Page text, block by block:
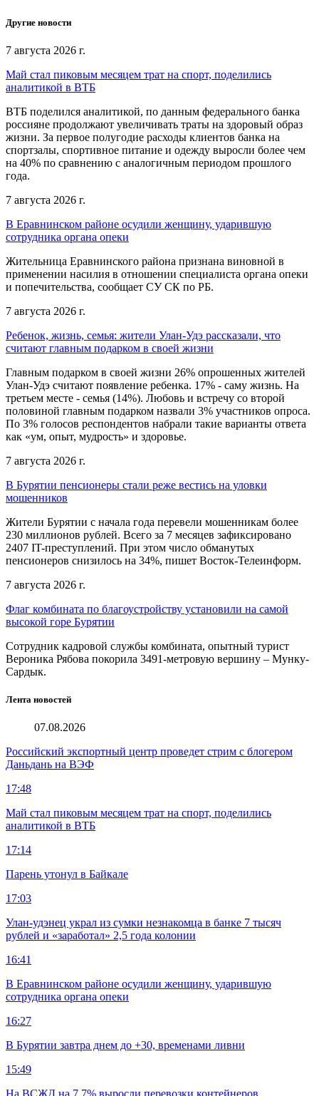
Другие новости
7 августа 2026 г.
Май стал пиковым месяцем трат на спорт, поделились
аналитикой в ВТБ
ВТБ поделился аналитикой, по данным федерального банка
россияне продолжают увеличивать траты на здоровый образ
жизни. За первое полугодие расходы клиентов банка на
спортзалы, спортивное питание и одежду выросли более чем
на 40% по сравнению с аналогичным периодом прошлого
года.
7 августа 2026 г.
В Еравнинском районе осудили женщину, ударившую
сотрудника органа опеки
Жительница Еравнинского района признана виновной в
применении насилия в отношении специалиста органа опеки
и попечительства, сообщает СУ СК по РБ.
7 августа 2026 г.
Ребенок, жизнь, семья: жители Улан-Удэ рассказали, что
считают главным подарком в своей жизни
Главным подарком в своей жизни 26% опрошенных жителей
Улан-Удэ считают появление ребенка. 17% - саму жизнь. На
третьем месте - семья (14%). Любовь и встречу со второй
половиной главным подарком назвали 3% участников опроса.
По 3% голосов респондентов набрали такие варианты ответа
как «ум, опыт, мудрость» и здоровье.
7 августа 2026 г.
В Бурятии пенсионеры стали реже вестись на уловки
мошенников
Жители Бурятии с начала года перевели мошенникам более
230 миллионов рублей. Всего за 7 месяцев зафиксировано
2407 IT-преступлений. При этом число обманутых
пенсионеров снизилось на 34%, пишет Восток-Телеинформ.
7 августа 2026 г.
Флаг комбината по благоустройству установили на самой
высокой горе Бурятии
Сотрудник кадровой службы комбината, опытный турист
Вероника Рябова покорила 3491-метровую вершину – Мунку-
Сардык.
Лента новостей
07.08.2026
Российский экспортный центр проведет стрим с блогером
Даньдань на ВЭФ
17:48
Май стал пиковым месяцем трат на спорт, поделились
аналитикой в ВТБ
17:14
Парень утонул в Байкале
17:03
Улан-удэнец украл из сумки незнакомца в банке 7 тысяч
рублей и «заработал» 2,5 года колонии
16:41
В Еравнинском районе осудили женщину, ударившую
сотрудника органа опеки
16:27
В Бурятии завтра днем до +30, временами ливни
15:49